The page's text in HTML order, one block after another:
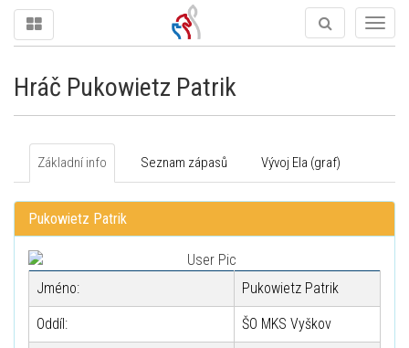
Hráč Pukowietz Patrik
Základní info Seznam zápasů Vývoj Ela (graf)
Pukowietz Patrik
Jméno: Pukowietz Patrik
Oddíl: ŠO MKS Vyškov